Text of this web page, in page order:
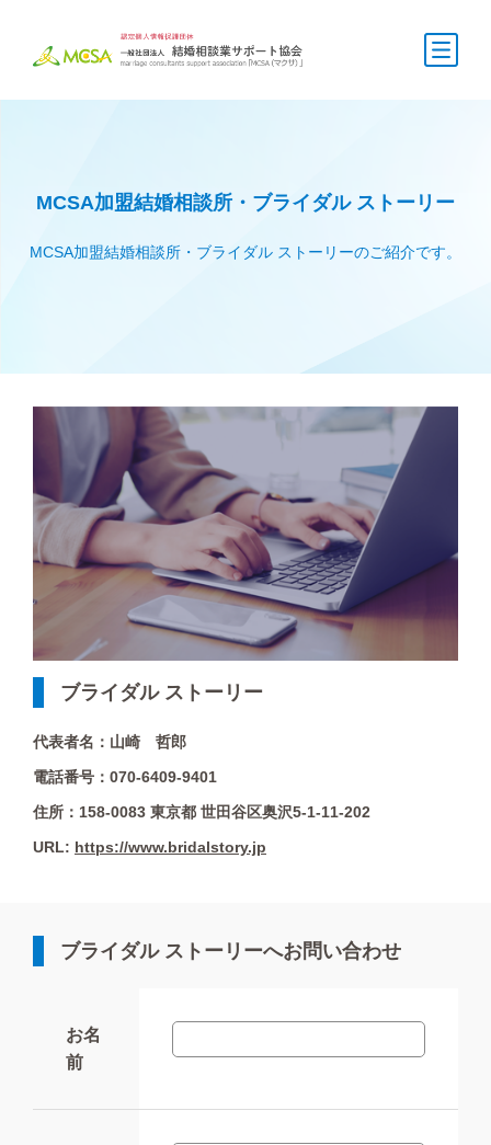
MCSA加盟結婚相談所・ブライダル ストーリー
MCSA加盟結婚相談所・ブライダル ストーリーのご紹介です。
ブライダル ストーリー
代表者名：山崎 哲郎
電話番号：070-6409-9401
住所：158-0083 東京都 世田谷区奥沢5-1-11-202
URL: https://www.bridalstory.jp
ブライダル ストーリーへお問い合わせ
お名
前